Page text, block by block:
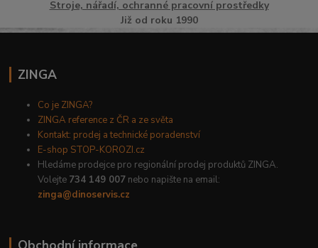
Stroje, nářadí, ochranné pracovní prostředky
Již od roku 1990
ZINGA
Co je ZINGA?
ZINGA reference z ČR a ze světa
Kontakt: prodej a technické poradenství
E-shop STOP-KOROZI.cz
Hledáme prodejce pro regionální prodej produktů ZINGA.
Volejte 734 149 007 nebo napište na email:
zinga@dinoservis.cz